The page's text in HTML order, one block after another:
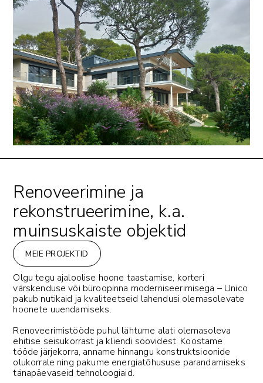
Renoveerimine ja
rekonstrueerimine, k.a.
muinsuskaiste objektid
MEIE PROJEKTID
Olgu tegu ajaloolise hoone taastamise, korteri
värskenduse või büroopinna moderniseerimisega – Unico
pakub nutikaid ja kvaliteetseid lahendusi olemasolevate
hoonete uuendamiseks.
Renoveerimistööde puhul lähtume alati olemasoleva
ehitise seisukorrast ja kliendi soovidest. Koostame
tööde järjekorra, anname hinnangu konstruktsioonide
olukorrale ning pakume energiatõhususe parandamiseks
tänapäevaseid tehnoloogiaid.